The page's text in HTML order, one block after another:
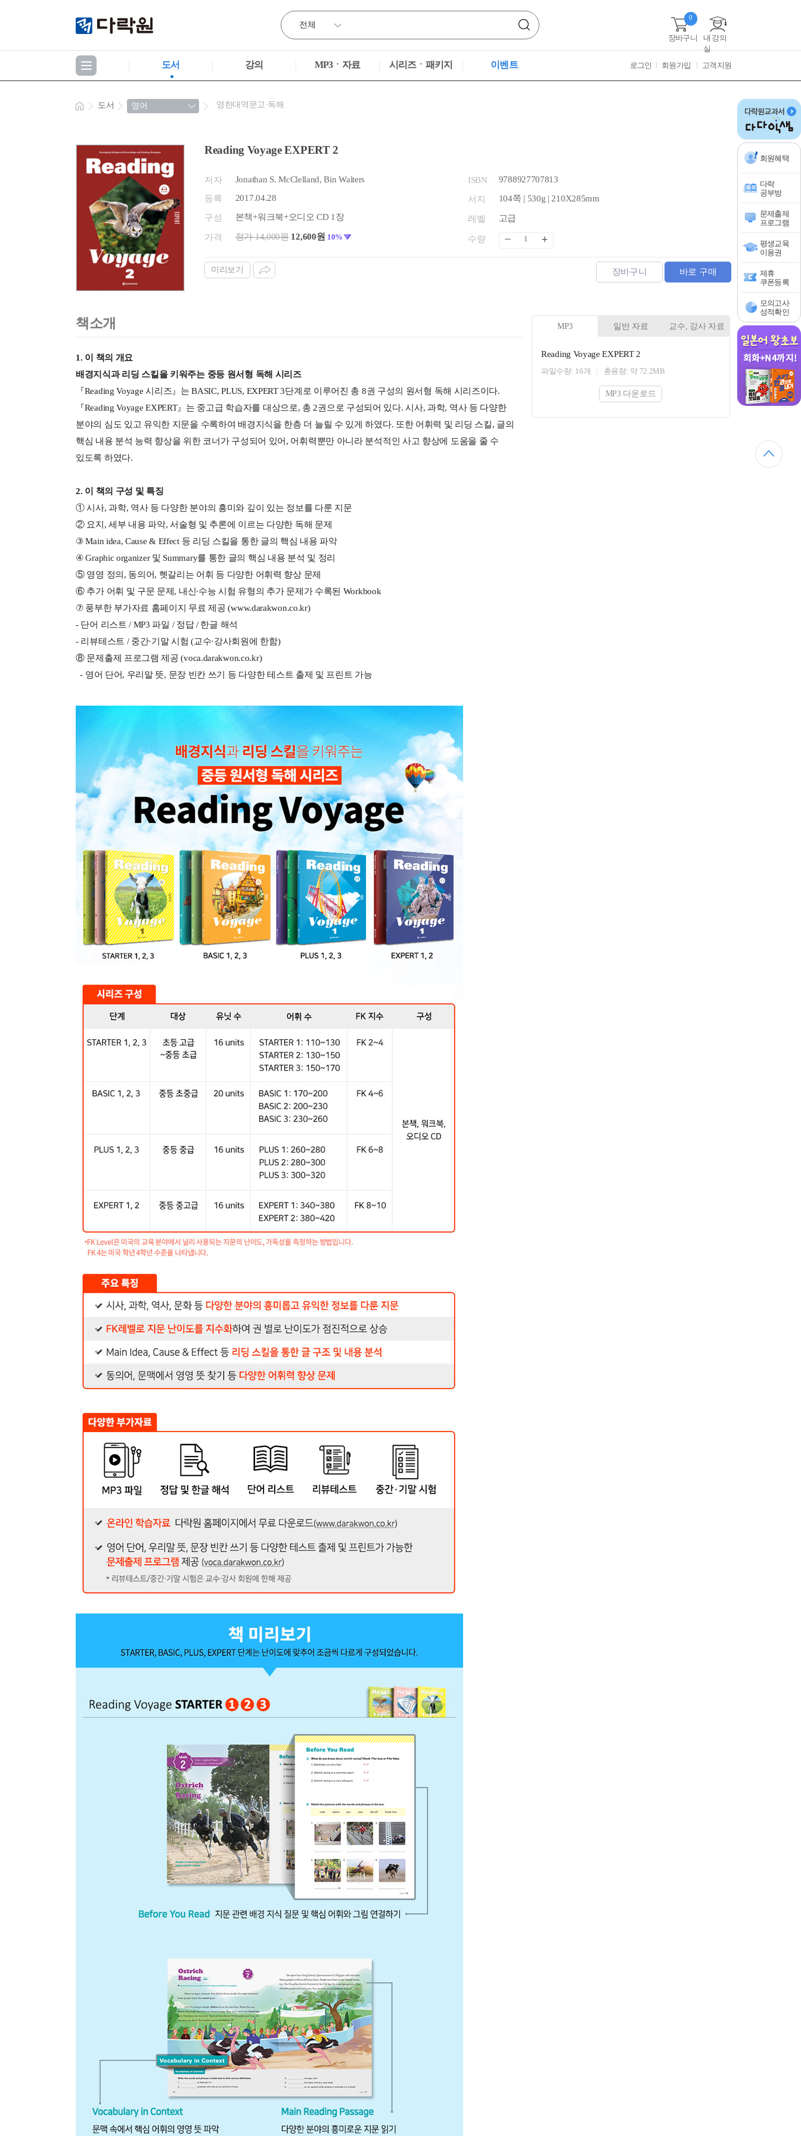
장바구니
0
내 강의
실
도서 강의 MP3ㆍ자료 시리즈ㆍ패키지 이벤트 로그인 회원가입 고객지원
회원혜택
다락
공부방
문제출제
프로그램
평생교육
이용권
제휴
쿠폰등록
모의고사
성적확인
도서 영한대역문고·독해
Reading Voyage EXPERT 2
저자 Jonathan S. McClelland, Bin Walters
등록 2017.04.28
구성 본책+워크북+오디오 CD 1장
가격 정가 14,000원 12,600원 10%
ISBN 9788927707813
서지 104쪽 | 530g | 210X285mm
레벨 고급
수량
미리보기 장바구니 바로 구매
책소개
1. 이 책의 개요
배경지식과 리딩 스킬을 키워주는 중등 원서형 독해 시리즈
『Reading Voyage 시리즈』는 BASIC, PLUS, EXPERT 3단계로 이루어진 총 8권 구성의 원서형 독해 시리즈이다.
『Reading Voyage EXPERT』는 중고급 학습자를 대상으로, 총 2권으로 구성되어 있다. 시사, 과학, 역사 등 다양한
분야의 심도 있고 유익한 지문을 수록하여 배경지식을 한층 더 늘릴 수 있게 하였다. 또한 어휘력 및 리딩 스킬, 글의
핵심 내용 분석 능력 향상을 위한 코너가 구성되어 있어, 어휘력뿐만 아니라 분석적인 사고 향상에 도움을 줄 수
있도록 하였다.
2. 이 책의 구성 및 특징
① 시사, 과학, 역사 등 다양한 분야의 흥미와 깊이 있는 정보를 다룬 지문
② 요지, 세부 내용 파악, 서술형 및 추론에 이르는 다양한 독해 문제
③ Main idea, Cause & Effect 등 리딩 스킬을 통한 글의 핵심 내용 파악
④ Graphic organizer 및 Summary를 통한 글의 핵심 내용 분석 및 정리
⑤ 영영 정의, 동의어, 헷갈리는 어휘 등 다양한 어휘력 향상 문제
⑥ 추가 어휘 및 구문 문제, 내신∙수능 시험 유형의 추가 문제가 수록된 Workbook
⑦ 풍부한 부가자료 홈페이지 무료 제공 (www.darakwon.co.kr)
- 단어 리스트 / MP3 파일 / 정답 / 한글 해석
- 리뷰테스트 / 중간·기말 시험 (교수·강사회원에 한함)
⑧ 문제출제 프로그램 제공 (voca.darakwon.co.kr)
- 영어 단어, 우리말 뜻, 문장 빈칸 쓰기 등 다양한 테스트 출제 및 프린트 가능
MP3 일반 자료 교수, 강사 자료
Reading Voyage EXPERT 2
파일수량: 16개 총용량: 약 72.2MB
MP3 다운로드